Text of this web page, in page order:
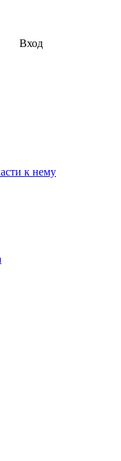
Вход
к нему